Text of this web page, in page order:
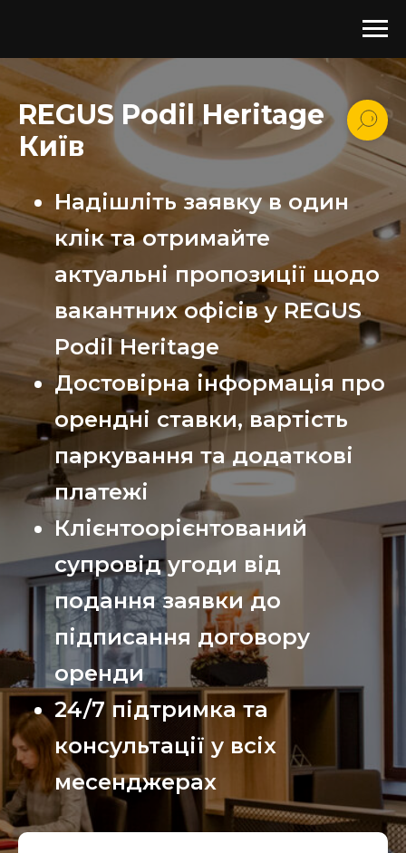
REGUS Podil Heritage
Київ
Надішліть заявку в один
клік та отримайте
актуальні пропозиції щодо
вакантних офісів у REGUS
Podil Heritage
Достовірна інформація про
орендні ставки, вартість
паркування та додаткові
платежі
Клієнтоорієнтований
супровід угоди від
подання заявки до
підписання договору
оренди
24/7 підтримка та
консультації у всіх
месенджерах